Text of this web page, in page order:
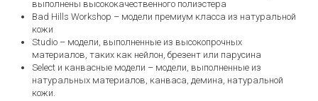
выполнены высококачественного полиэстера
Bad Hills Workshop – модели премиум класса из натуральной
кожи
Studio – модели, выполненные из высокопрочных
материалов, таких как нейлон, брезент или парусина
Select и канвасные модели – модели, выполненные из
натуральных материалов, канваса, демина, натуральной
кожи.